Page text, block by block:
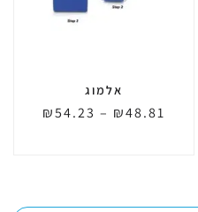
אלמוג
₪48.81
–
₪54.23